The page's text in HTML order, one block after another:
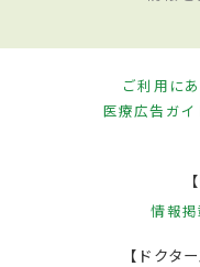
ご利用に
医療広告ガ
情報
【ドクタ